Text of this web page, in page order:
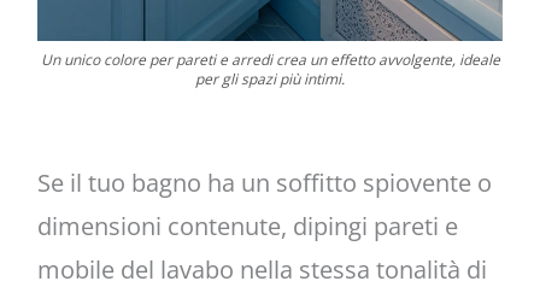
Un unico colore per pareti e arredi crea un effetto avvolgente, ideale
per gli spazi più intimi.
Se il tuo bagno ha un soffitto spiovente o
dimensioni contenute, dipingi pareti e
mobile del lavabo nella stessa tonalità di